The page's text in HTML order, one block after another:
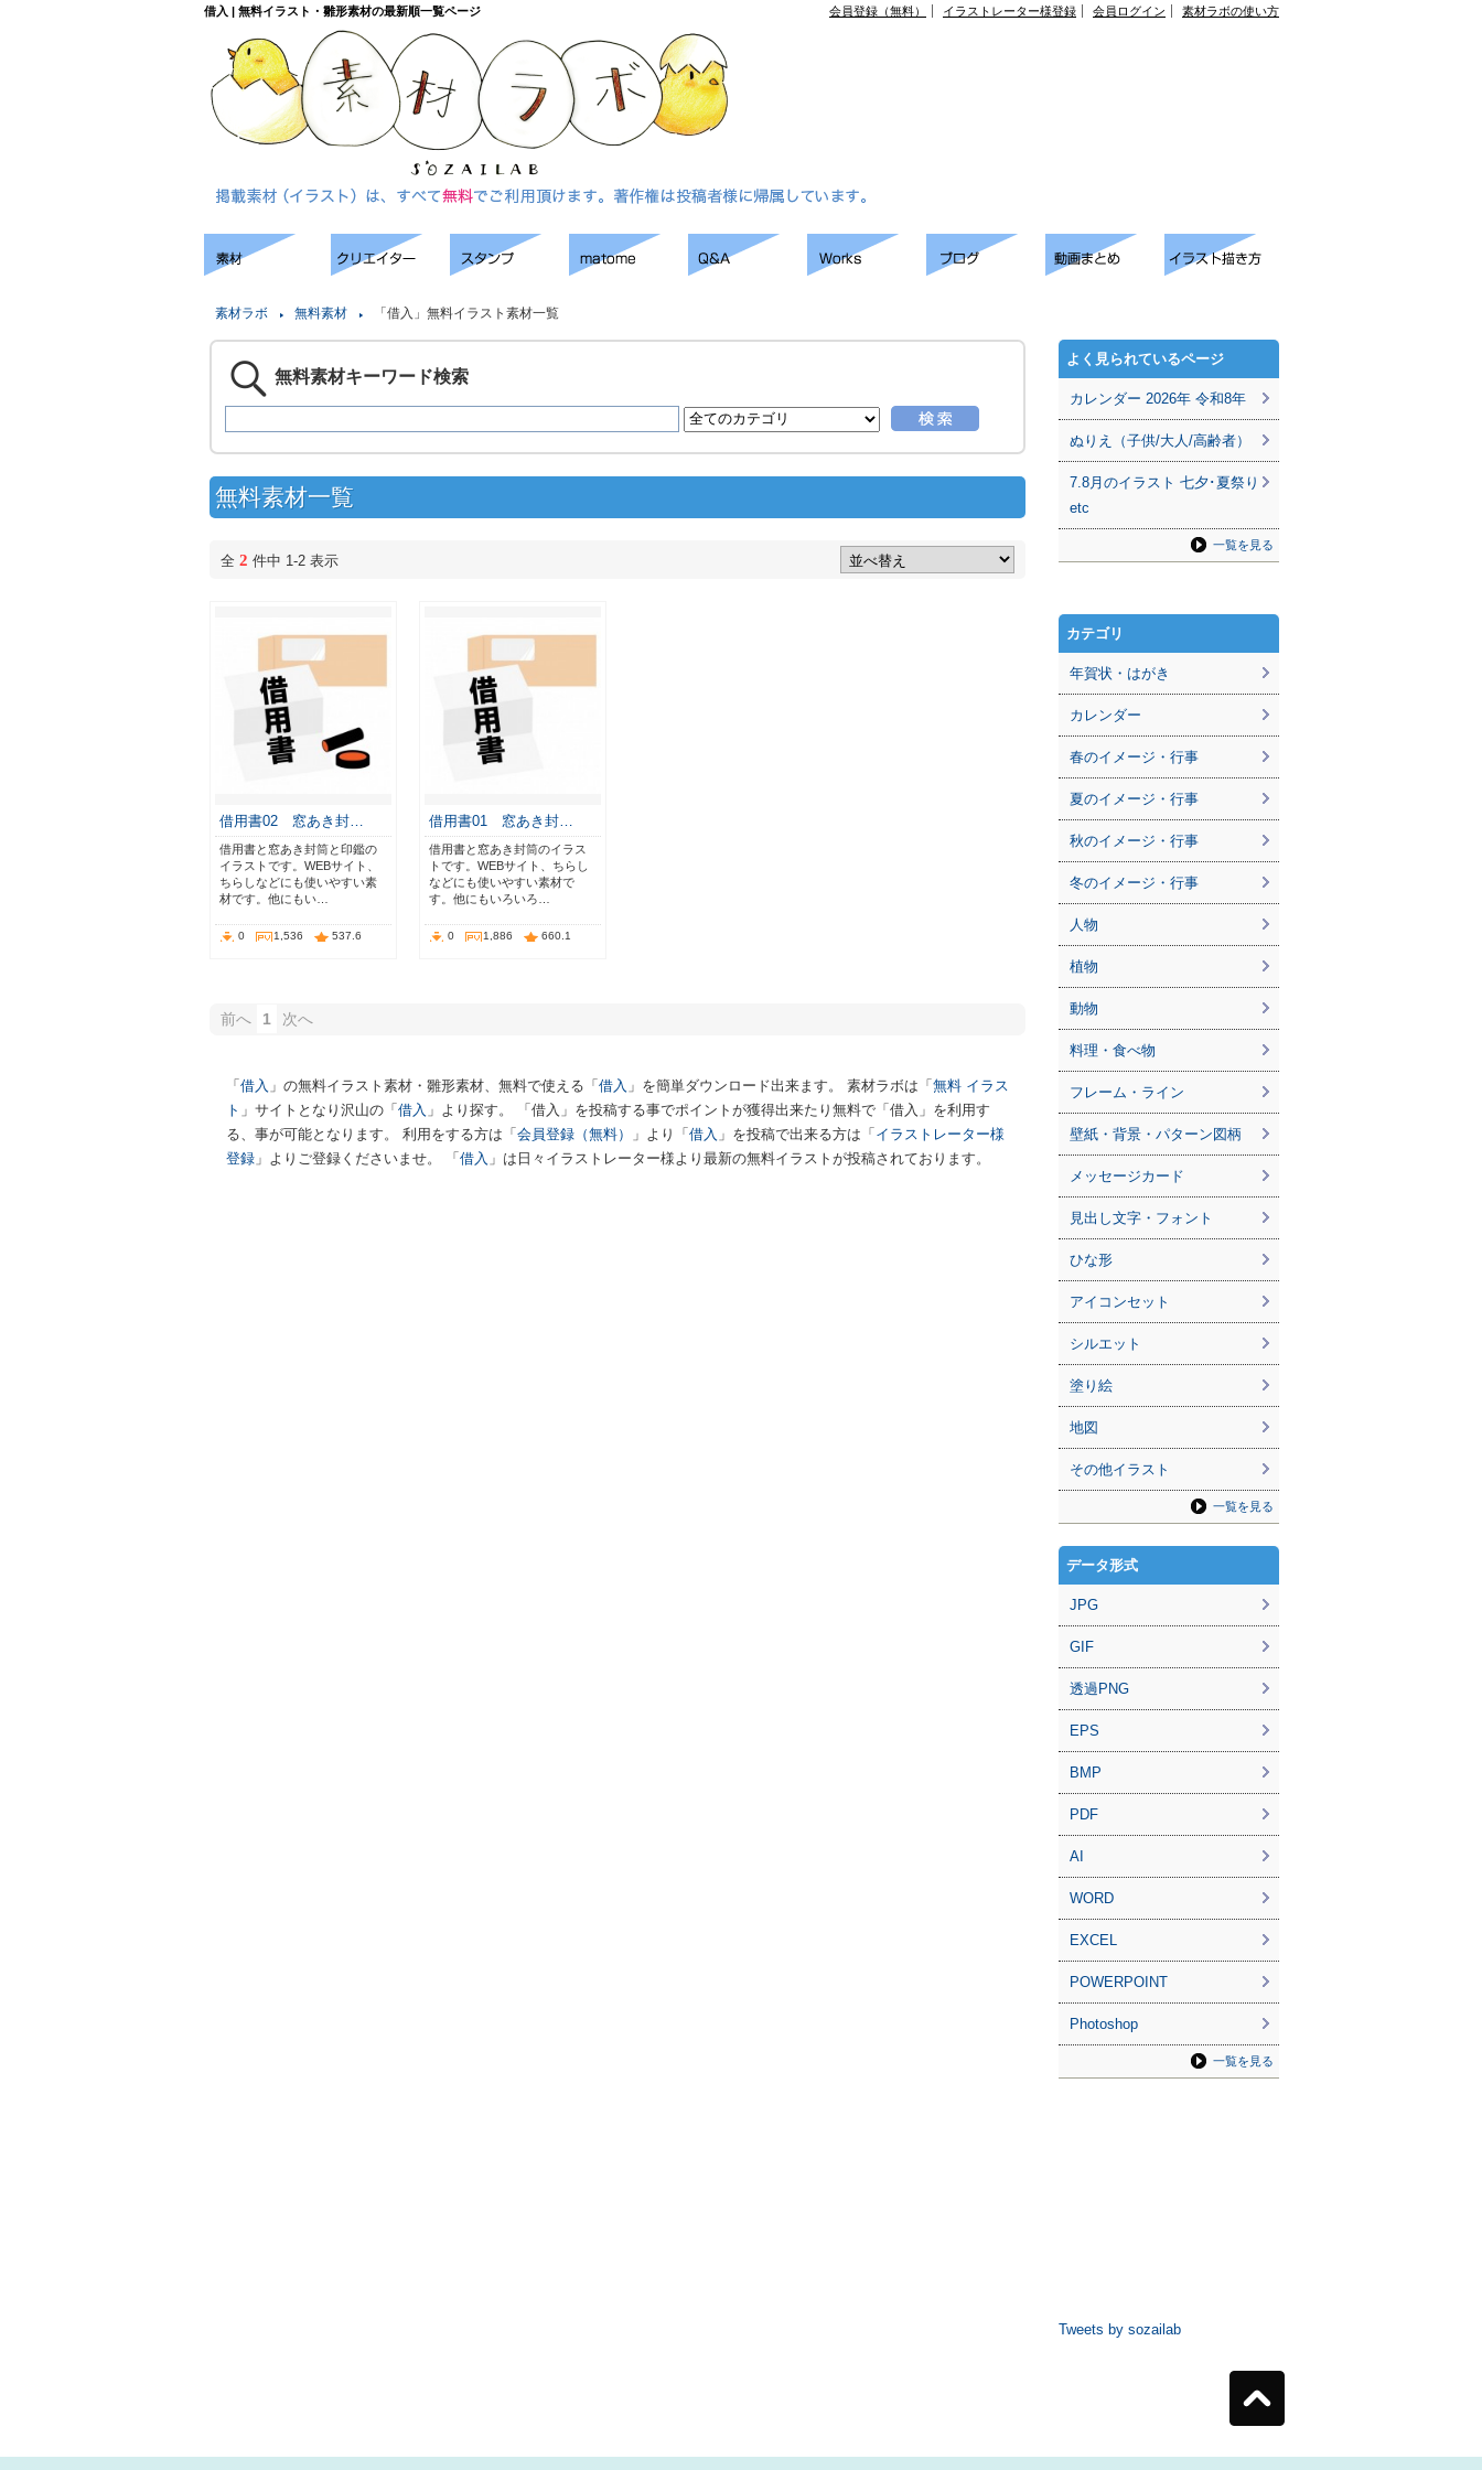
借入 | 無料イラスト・雛形素材の最新順一覧ページ 会員登録（無料） イラストレーター様登録 会員ログイン 素材ラボの使い方
素材ラボ 無料素材 「借入」無料イラスト素材一覧
無料素材キーワード検索
無料素材一覧
全 2 件中 1-2 表示
借用書02 窓あき封…
借用書と窓あき封筒と印鑑の
イラストです。WEBサイト、
ちらしなどにも使いやすい素
材です。他にもい…
0 1,536 537.6
借用書01 窓あき封…
借用書と窓あき封筒のイラス
トです。WEBサイト、ちらし
などにも使いやすい素材で
す。他にもいろいろ…
0 1,886 660.1
前へ 1 次へ
「 借入 」の無料イラスト素材・雛形素材、無料で使える「 借入 」を簡単ダウンロード出来ます。 素材ラボは「 無料 イラス
ト 」サイトとなり沢山の「 借入 」より探す。 「借入」を投稿する事でポイントが獲得出来たり無料で「借入」を利用す
る、事が可能となります。 利用をする方は「 会員登録（無料） 」より「 借入 」を投稿で出来る方は「 イラストレーター様
登録 」よりご登録くださいませ。 「 借入 」は日々イラストレーター様より最新の無料イラストが投稿されております。
よく見られているページ
カレンダー 2026年 令和8年
ぬりえ（子供/大人/高齢者）
7.8月のイラスト 七夕･夏祭り
etc
一覧を見る
カテゴリ
年賀状・はがき
カレンダー
春のイメージ・行事
夏のイメージ・行事
秋のイメージ・行事
冬のイメージ・行事
人物
植物
動物
料理・食べ物
フレーム・ライン
壁紙・背景・パターン図柄
メッセージカード
見出し文字・フォント
ひな形
アイコンセット
シルエット
塗り絵
地図
その他イラスト
一覧を見る
データ形式
JPG
GIF
透過PNG
EPS
BMP
PDF
AI
WORD
EXCEL
POWERPOINT
Photoshop
一覧を見る
Tweets by sozailab